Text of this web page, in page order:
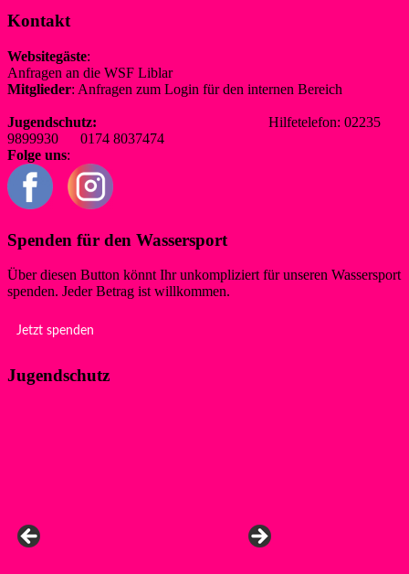
Kontakt
Websitegäste:
Anfragen an die WSF Liblar
Mitglieder: Anfragen zum Login für den internen Bereich
Jugendschutz:
Hilfetelefon: 02235
9899930 0174 8037474
Folge uns:
Spenden für den Wassersport
Über diesen Button könnt Ihr unkompliziert für unseren Wassersport
spenden. Jeder Betrag ist willkommen.
Jetzt spenden
Jugendschutz